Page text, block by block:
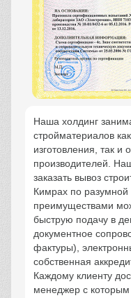
Наша холдинг
стройматериалов
изготовления, так и
производителей.
заказать вывоз
Кимрах по
преимуществами
быструю подачу в
документное
фактуры),
собственная
Каждому клиенту
менеджер с